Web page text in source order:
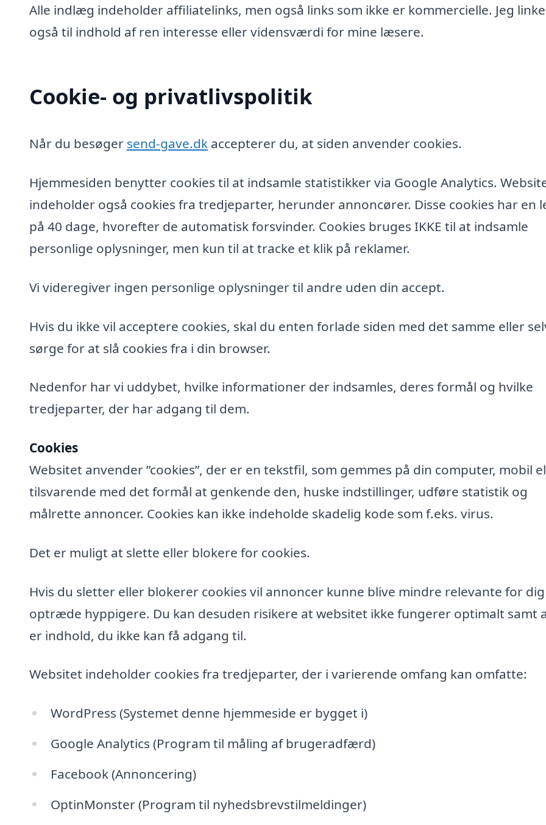
Alle indlæg indeholder affiliatelinks, men også links som ikke er kommercielle. Jeg
også til indhold af ren interesse eller vidensværdi for mine læsere.
Cookie- og privatlivspolitik
Når du besøger send-gave.dk accepterer du, at siden anvender cookies.
Hjemmesiden benytter cookies til at indsamle statistikker via Google Analytics.
indeholder også cookies fra tredjeparter, herunder annoncører. Disse cookies har en
på 40 dage, hvorefter de automatisk forsvinder. Cookies bruges IKKE til at indsamle
personlige oplysninger, men kun til at tracke et klik på reklamer.
Vi videregiver ingen personlige oplysninger til andre uden din accept.
Hvis du ikke vil acceptere cookies, skal du enten forlade siden med det samme eller
sørge for at slå cookies fra i din browser.
Nedenfor har vi uddybet, hvilke informationer der indsamles, deres formål og hvilke
tredjeparter, der har adgang til dem.
Cookies
Websitet anvender ”cookies”, der er en tekstfil, som gemmes på din computer, mobil
tilsvarende med det formål at genkende den, huske indstillinger, udføre statistik og
målrette annoncer. Cookies kan ikke indeholde skadelig kode som f.eks. virus.
Det er muligt at slette eller blokere for cookies.
Hvis du sletter eller blokerer cookies vil annoncer kunne blive mindre relevante for
optræde hyppigere. Du kan desuden risikere at websitet ikke fungerer optimalt samt
er indhold, du ikke kan få adgang til.
Websitet indeholder cookies fra tredjeparter, der i varierende omfang kan omfatte:
WordPress (Systemet denne hjemmeside er bygget i)
Google Analytics (Program til måling af brugeradfærd)
Facebook (Annoncering)
OptinMonster (Program til nyhedsbrevstilmeldinger)